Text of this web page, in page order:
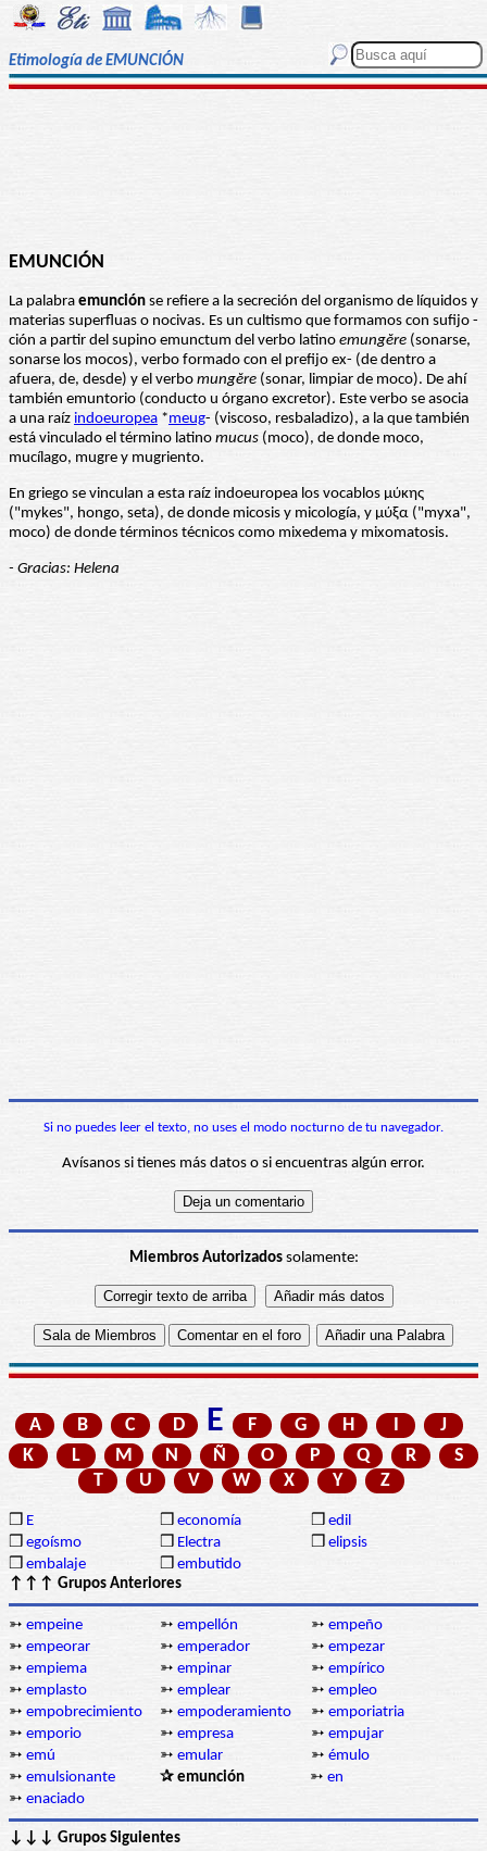
Etimología de EMUNCIÓN
EMUNCIÓN
La palabra emunción se refiere a la secreción del organismo de líquidos y
materias superfluas o nocivas. Es un cultismo que formamos con sufijo -
ción a partir del supino emunctum del verbo latino emungĕre (sonarse,
sonarse los mocos), verbo formado con el prefijo ex- (de dentro a
afuera, de, desde) y el verbo mungĕre (sonar, limpiar de moco). De ahí
también emuntorio (conducto u órgano excretor). Este verbo se asocia
a una raíz indoeuropea *meug- (viscoso, resbaladizo), a la que también
está vinculado el término latino mucus (moco), de donde moco,
mucílago, mugre y mugriento.
En griego se vinculan a esta raíz indoeuropea los vocablos μύκης
("mykes", hongo, seta), de donde micosis y micología, y μύξα ("myxa",
moco) de donde términos técnicos como mixedema y mixomatosis.
- Gracias: Helena
Si no puedes leer el texto, no uses el modo nocturno de tu navegador.
Avísanos si tienes más datos o si encuentras algún error.
Miembros Autorizadossolamente:
A B C D E F G H I
J
K
L M N Ñ O P Q R
S
T
U V W X Y Z
❒ E ❒ economía ❒ edil
❒ egoísmo ❒ Electra ❒ elipsis
❒ embalaje ❒ embutido
↑↑↑ Grupos Anteriores
➳ empeine ➳ empellón ➳ empeño
➳ empeorar ➳ emperador ➳ empezar
➳ empiema ➳ empinar ➳ empírico
➳ emplasto ➳ emplear ➳ empleo
➳ empobrecimiento ➳ empoderamiento ➳ emporiatria
➳ emporio ➳ empresa ➳ empujar
➳ emú ➳ emular ➳ émulo
➳ emulsionante ✰ emunción ➳ en
➳ enaciado
↓↓↓ Grupos Siguientes